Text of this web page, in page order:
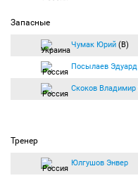
Запасные
Чумак Юрий (В)
Посылаев Эдуард
Скоков Владимир
Тренер
Юлгушов Энвер